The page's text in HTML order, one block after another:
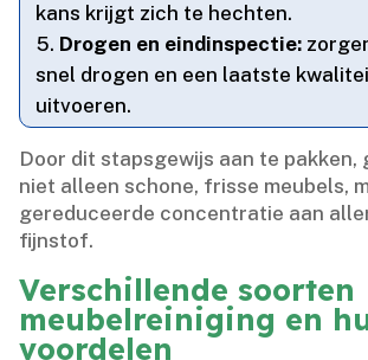
kans krijgt zich te hechten.​
Drogen en eindinspectie:
snel drogen en een laatste
uitvoeren.​
Door dit stapsgewijs aan te pakken,
niet alleen schone, frisse meubels,
gereduceerde concentratie aan
fijnstof.​
Verschillende soorten
meubelreiniging en
voordelen